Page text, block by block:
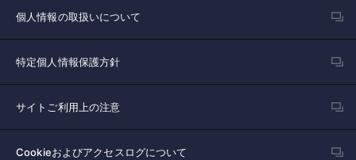
個人情報の取扱いについて
特定個人情報保護方針
サイトご利用上の注意
Cookieおよびアクセスログについて